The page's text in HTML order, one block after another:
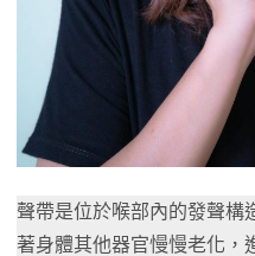
聲帶是位於喉部內的發聲構
著身體其他器官慢慢老化，